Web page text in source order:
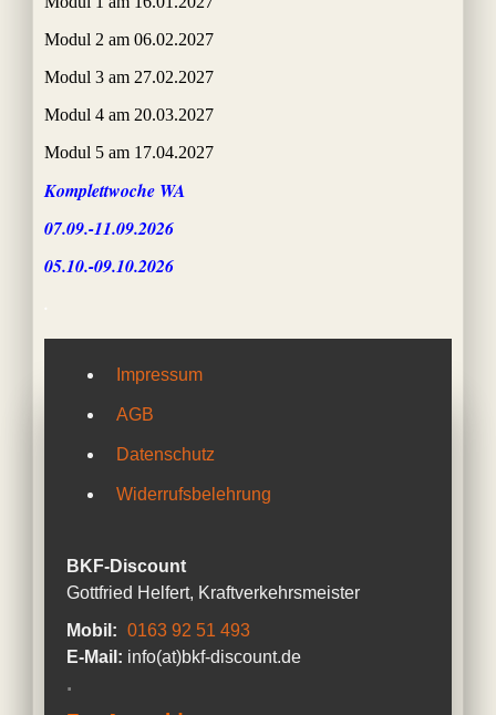
Modul 2 am 06.02.2027
Modul 3 am 27.02.2027
Modul 4 am 20.03.2027
Modul 5 am 17.04.2027
Komplettwoche WA
07.09.-11.09.2026
05.10.-09.10.2026
.
Impressum
AGB
Datenschutz
Widerrufsbelehrung
BKF-Discount
Gottfried Helfert, Kraftverkehrsmeister
Mobil: 0163 92 51 493
E-Mail: info(at)bkf-discount.de
.